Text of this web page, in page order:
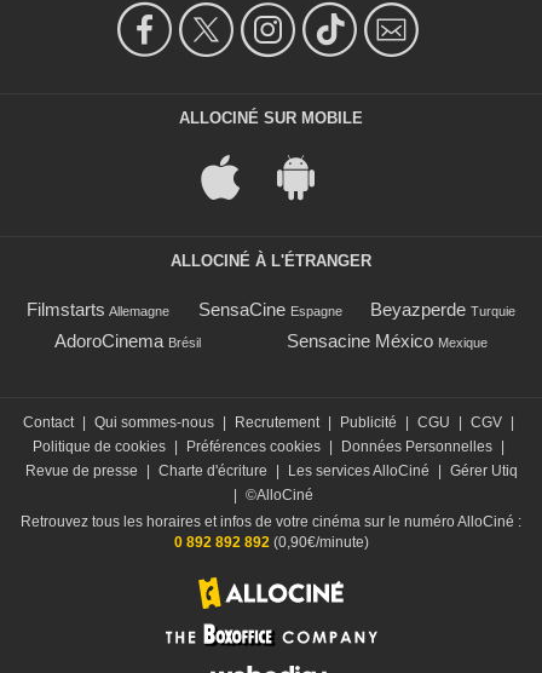
ALLOCINÉ SUR MOBILE
ALLOCINÉ À L'ÉTRANGER
Filmstarts Allemagne SensaCine Espagne Beyazperde Turquie
AdoroCinema Brésil Sensacine México Mexique
Contact Qui sommes-nous Recrutement Publicité CGU CGV
Politique de cookies
Préférences cookies Données Personnelles
Revue de presse
Charte d'écriture Les services AlloCiné
Gérer Utiq
©AlloCiné
Retrouvez tous les horaires et infos de votre cinéma sur le numéro AlloCiné :
0 892 892 892(0,90€/minute)